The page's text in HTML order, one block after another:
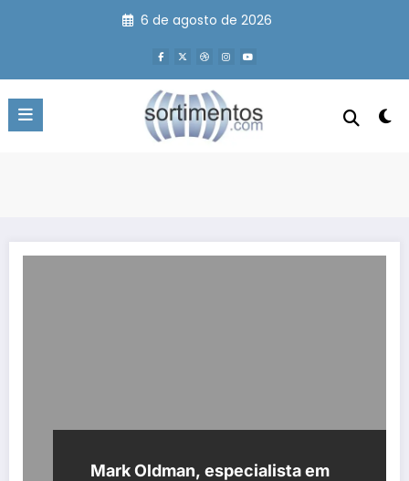
6 de agosto de 2026
Mark Oldman, especialista em